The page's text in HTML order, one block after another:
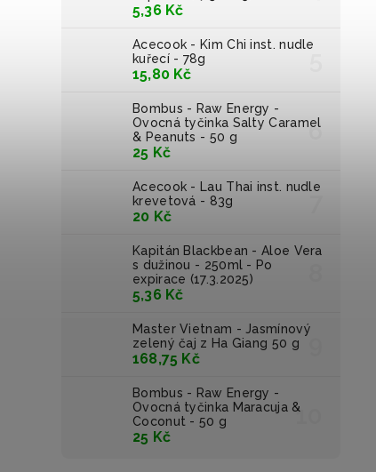
5,36 Kč
Acecook - Kim Chi inst. nudle
kuřecí - 78g
15,80 Kč
Bombus - Raw Energy -
Ovocná tyčinka Salty Caramel
& Peanuts - 50 g
25 Kč
Acecook - Lau Thai inst. nudle
krevetová - 83g
20 Kč
Kapitán Blackbean - Aloe Vera
s dužinou - 250ml - Po
expirace (17.3.2025)
5,36 Kč
Master Vietnam - Jasmínový
zelený čaj z Ha Giang 50 g
168,75 Kč
Bombus - Raw Energy -
Ovocná tyčinka Maracuja &
Coconut - 50 g
25 Kč